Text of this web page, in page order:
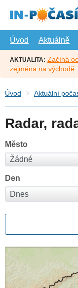
hlavní
Úvod
Aktuálně
AKTUALITA: Začíná
zejména na východě
Úvod Aktuální
Radar,
Město
Den